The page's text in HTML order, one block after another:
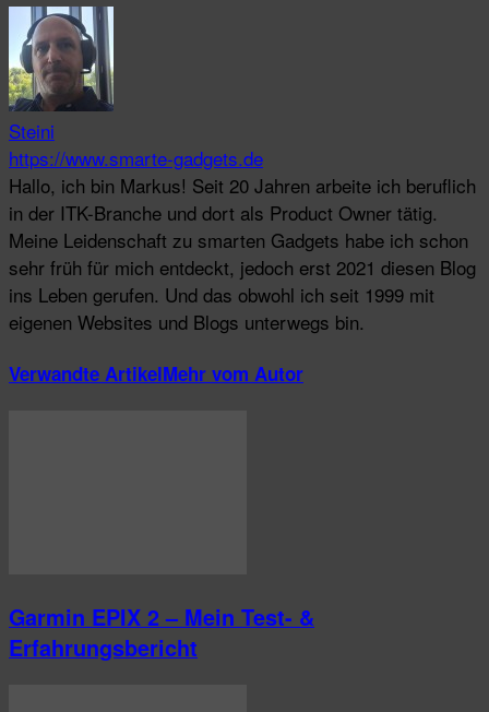
Steini
https://www.smarte-gadgets.de
Hallo, ich bin Markus! Seit 20 Jahren arbeite ich beruflich
in der ITK-Branche und dort als Product Owner tätig.
Meine Leidenschaft zu smarten Gadgets habe ich schon
sehr früh für mich entdeckt, jedoch erst 2021 diesen Blog
ins Leben gerufen. Und das obwohl ich seit 1999 mit
eigenen Websites und Blogs unterwegs bin.
Verwandte ArtikelMehr vom Autor
Garmin EPIX 2 – Mein Test- &
Erfahrungsbericht